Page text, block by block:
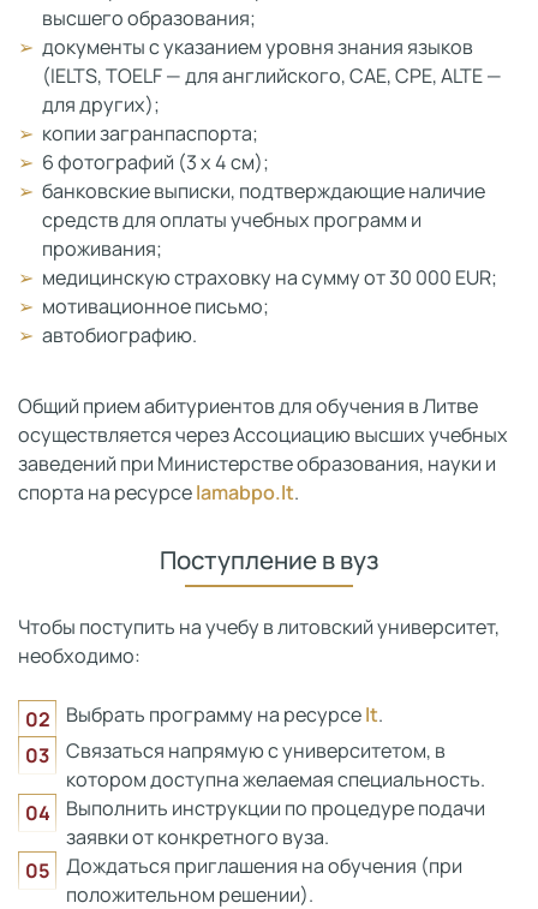
высшего образования;
документы с указанием уровня знания языков
(IELTS, TOELF — для английского, CAE, CPE, ALTE —
для других);
копии загранпаспорта;
6 фотографий (3 х 4 см);
банковские выписки, подтверждающие наличие
средств для оплаты учебных программ и
проживания;
медицинскую страховку на сумму от 30 000 EUR;
мотивационное письмо;
автобиографию.
Общий прием абитуриентов для обучения в Литве
осуществляется через Ассоциацию высших учебных
заведений при Министерстве образования, науки и
спорта на ресурсеlamabpo.lt.
Поступление в вуз
Чтобы поступить на учебу в литовский университет,
необходимо:
Выбрать программу на ресурсеlt.
Связаться напрямую с университетом, в
котором доступна желаемая специальность.
Выполнить инструкции по процедуре подачи
заявки от конкретного вуза.
Дождаться приглашения на обучения (при
положительном решении).